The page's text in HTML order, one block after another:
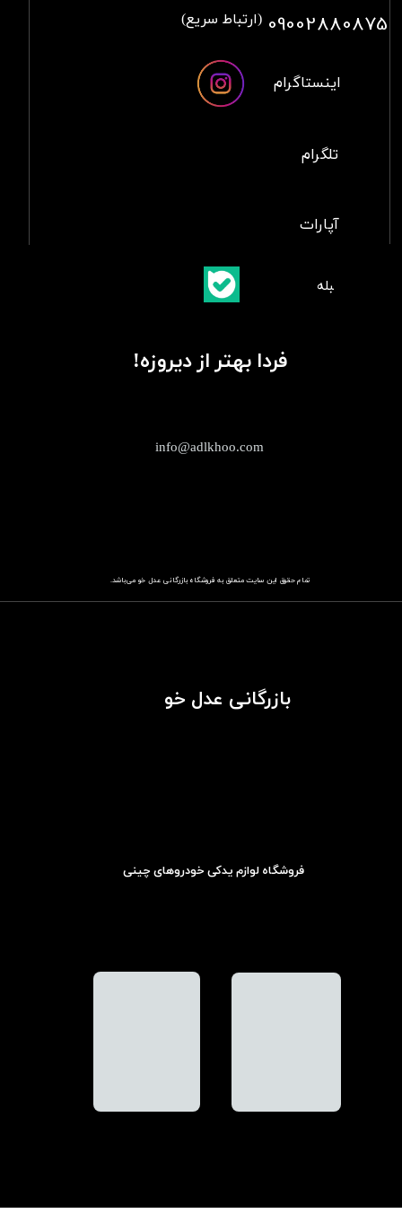
تمام حقوق این سایت متعلق به فروشگاهباز​​​​​​​رگانی عدل خو می‌باشد.
info@adlkhoo.com
09002880875 (ارتباط سریع)
بازرگانی عدل خو
فردا بهتر از دیروزه!
فروشگاه لوازم یدکی خودروهای چینی
آپارات
تلگرام
اینستاگرام
​بلبله​​​​​​​بله